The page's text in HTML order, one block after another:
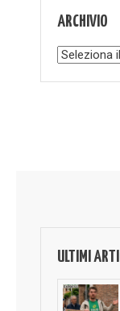
ARCHIVIO
Archivio
ULTIMI